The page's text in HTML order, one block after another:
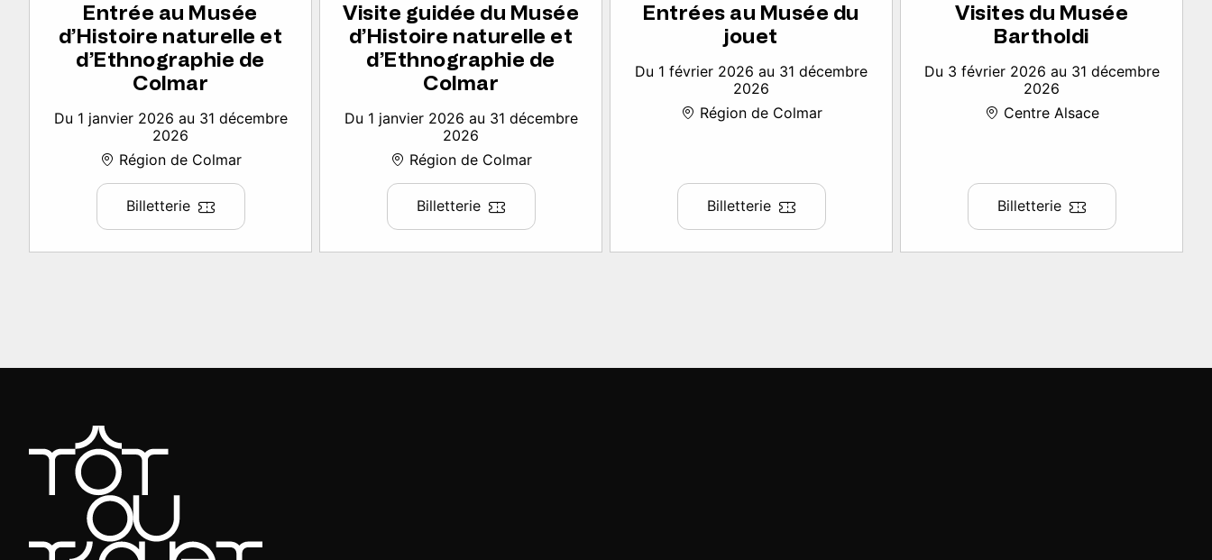
Entrée au Musée
d’Histoire naturelle et
d’Ethnographie de
Colmar
Du 1 janvier 2026 au 31 décembre
2026
Région de Colmar
Billetterie
Visite guidée du Musée
d’Histoire naturelle et
d’Ethnographie de
Colmar
Du 1 janvier 2026 au 31 décembre
2026
Région de Colmar
Billetterie
Entrées au Musée du
jouet
Du 1 février 2026 au 31 décembre
2026
Région de Colmar
Billetterie
Visites du Musée
Bartholdi
Du 3 février 2026 au 31 décembre
2026
Centre Alsace
Billetterie